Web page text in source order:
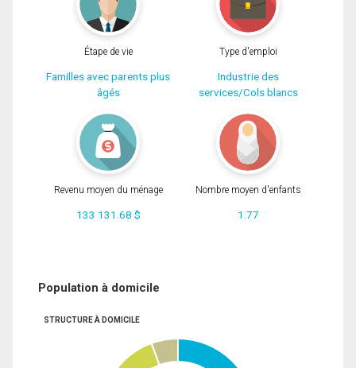
Étape de vie
Familles avec parents plus
âgés
Type d'emploi
Industrie des
services/Cols blancs
Revenu moyen du ménage
133 131.68 $
Nombre moyen d'enfants
1.77
Population à domicile
STRUCTURE À DOMICILE